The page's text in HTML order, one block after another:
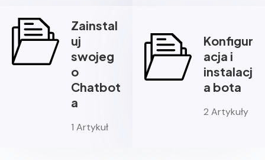
Zainstal
uj
swojeg
o
Chatbot
a
1 Artykuł
Konfigur
acja i
instalacj
a bota
2 Artykuły